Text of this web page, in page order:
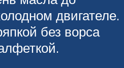
двигателе.
без ворса